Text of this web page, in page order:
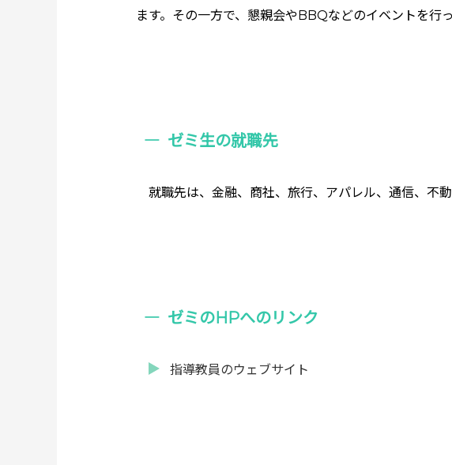
ます。その一方で、懇親会やBBQなどのイベントを行
ゼミ生の就職先
就職先は、金融、商社、旅行、アパレル、通信、不
ゼミのHPへのリンク
指導教員のウェブサイト